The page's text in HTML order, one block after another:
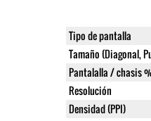
Tipo de pantalla
Tamaño (Diagonal,
Pantalalla / chasis
Resolución
Densidad (PPI)